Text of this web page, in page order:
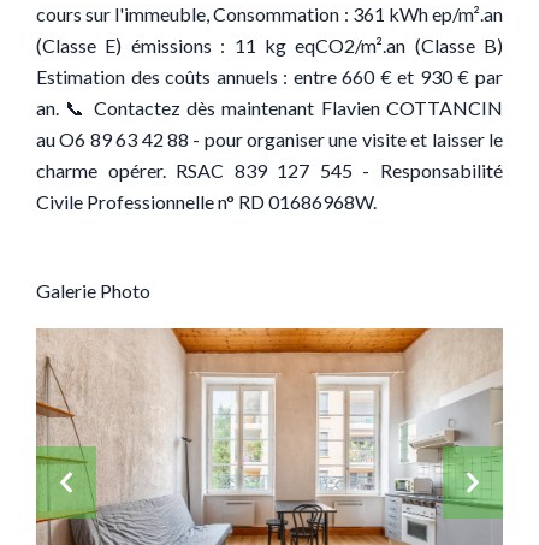
cours sur l'immeuble, Consommation : 361 kWh ep/m².an
(Classe E) émissions : 11 kg eqCO2/m².an (Classe B)
Estimation des coûts annuels : entre 660 € et 930 € par
an. 📞 Contactez dès maintenant Flavien COTTANCIN
au O6 89 63 42 88 - pour organiser une visite et laisser le
charme opérer. RSAC 839 127 545 - Responsabilité
Civile Professionnelle n° RD 01686968W.
Galerie Photo